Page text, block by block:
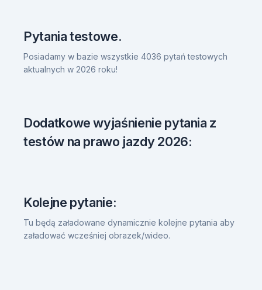
Pytania testowe.
Posiadamy w bazie wszystkie 4036 pytań testowych
aktualnych w 2026 roku!
Dodatkowe wyjaśnienie pytania z
testów na prawo jazdy 2026:
Kolejne pytanie:
Tu będą załadowane dynamicznie kolejne pytania aby
załadować wcześniej obrazek/wideo.